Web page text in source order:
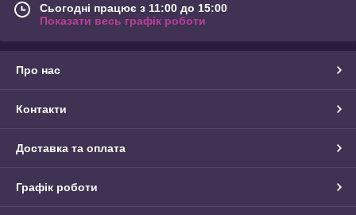
Сьогодні працює з 11:00 до 15:00
Показати весь графік роботи
Про нас
Контакти
Доставка та оплата
Графік роботи